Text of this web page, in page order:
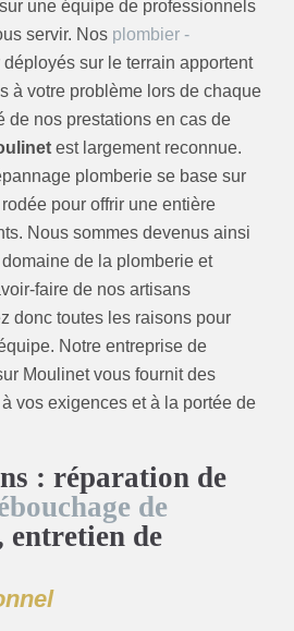
une équipe de professionnels
servir. Nos plombier -
déployés sur le terrain apportent
à votre problème lors de chaque
de nos prestations en cas de
est largement reconnue.
plomberie se base sur
pour offrir une entière
Nous sommes devenus ainsi
de la plomberie et
faire de nos artisans
donc toutes les raisons pour
Notre entreprise de
Moulinet vous fournit des
vos exigences et à la portée de
: réparation de
de
entretien de